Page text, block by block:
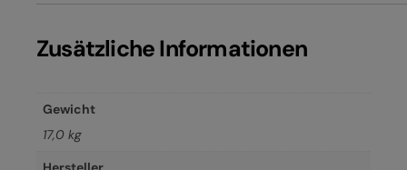
Zusätzliche Informationen
Gewicht
17,0 kg